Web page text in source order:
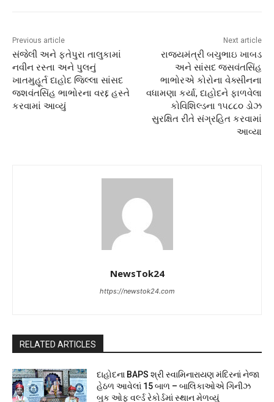
Previous article
સંજેલી અને ફતેપુરા તાલુકામાં
નવીન રસ્તા અને પુલનું
ખાતમુહૂર્ત દાહોદ જિલ્લા સાંસદ
જશવંતસિંહ ભાભોરના વરદ્દ હસ્તે
કરવામાં આવ્યું
Next article
રાજ્યમંત્રી બચુભાઇ ખાબડ
અને સાંસદ જસવંતસિંહ
ભાભોરએ કોરોના વેક્સીનના
વધામણા કર્યા, દાહોદને ફાળવેલા
કોવિશિલ્ડના ૧૫૮૮૦ ડોઝ
સુરક્ષિત રીતે સંગ્રહિત કરવામાં
આવ્યા
NewsTok24
https://newstok24.com
RELATED ARTICLES
દાહોદના BAPS શ્રી સ્વામિનારાયણ મંદિરનાં નેજા
હેઠળ આવેલાં 15 બાળ – બાલિકાઓએ ગિનીઝ
બુક ઓફ વર્લ્ડ રેકોર્ડમાં સ્થાન મેળવ્યું